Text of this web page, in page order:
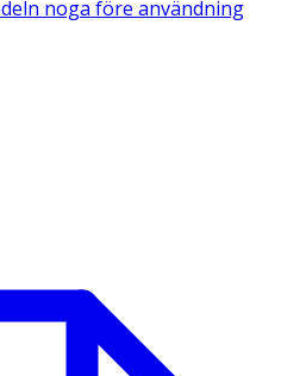
noga före användning